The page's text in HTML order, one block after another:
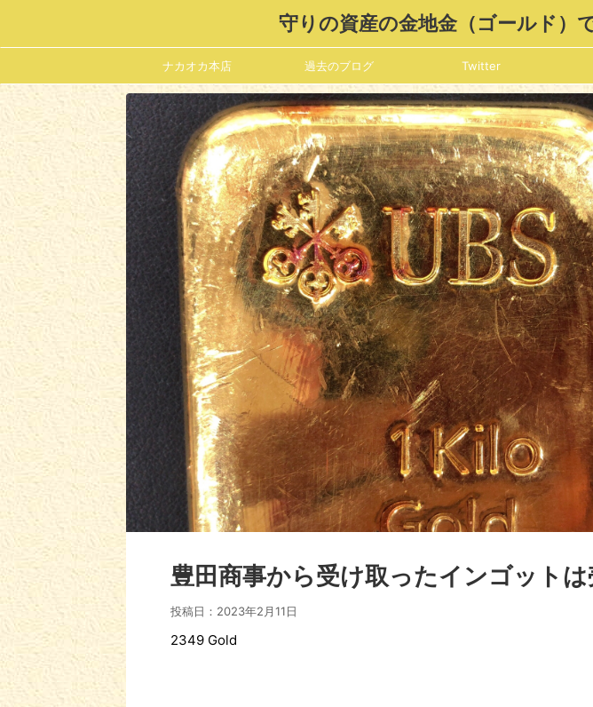
守りの資産の金地金（ゴールド）
ナカオカ本店 過去のブログ Twitter
豊田商事から受け取ったインゴットは
投稿日： 2023年2月11日
2349 Gold